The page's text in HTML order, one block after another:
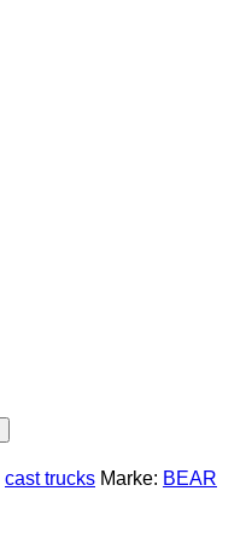
cast trucks Marke: BEAR